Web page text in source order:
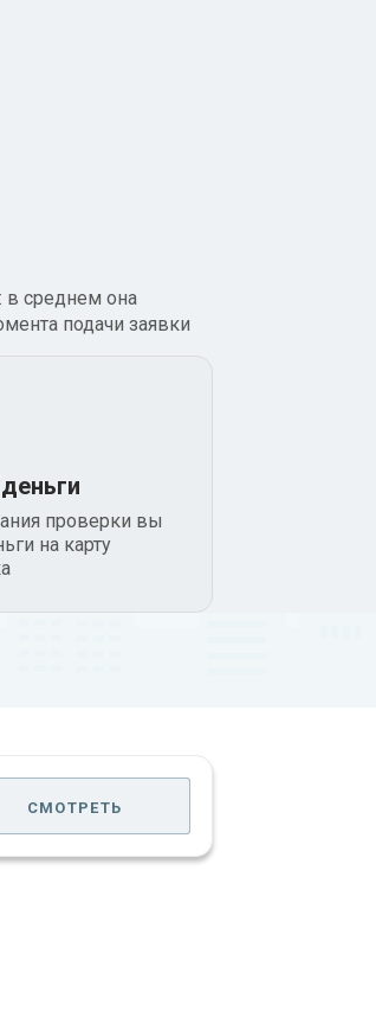
в среднем она
подачи заявки
проверки вы
на карту
смотреть